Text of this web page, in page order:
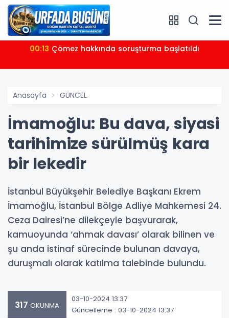
00:13 Çömez hakkında soruşturma başlatıldı
Anasayfa GÜNCEL
İmamoğlu: Bu dava, siyasi
tarihimize sürülmüş kara
bir lekedir
İstanbul Büyükşehir Belediye Başkanı Ekrem
İmamoğlu, İstanbul Bölge Adliye Mahkemesi 24.
Ceza Dairesi’ne dilekçeyle başvurarak,
kamuoyunda ‘ahmak davası’ olarak bilinen ve
şu anda istinaf sürecinde bulunan davaya,
duruşmalı olarak katılma talebinde bulundu.
317 OKUNMA
03-10-2024 13:37
Güncelleme : 03-10-2024 13:37